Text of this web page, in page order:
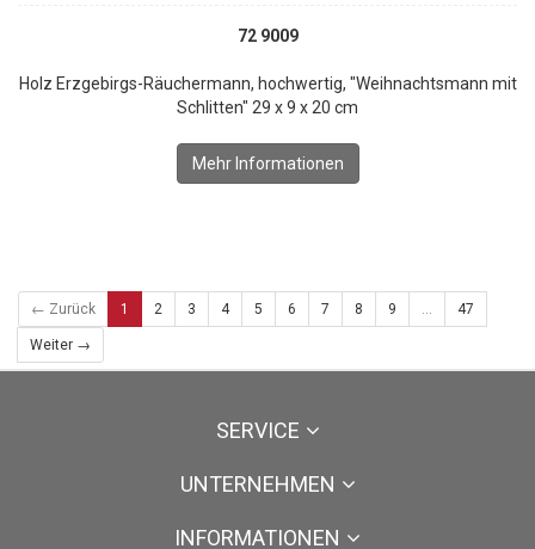
72 9009
Holz Erzgebirgs-Räuchermann, hochwertig, "Weihnachtsmann mit
Schlitten" 29 x 9 x 20 cm
Mehr Informationen
← Zurück 1 2 3 4 5 6 7 8 9 ... 47
Weiter →
SERVICE
UNTERNEHMEN
INFORMATIONEN